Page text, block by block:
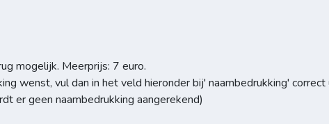
mogelijk. Meerprijs: 7 euro.
wenst, vul dan in het veld hieronder bij' naambedrukking' correct
er geen naambedrukking aangerekend)